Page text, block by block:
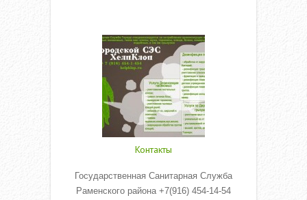
Контакты
Государственная Санитарная Служба
Раменского района +7(916) 454-14-54